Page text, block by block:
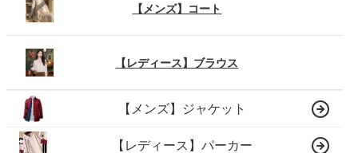
【メンズ】コート
【レディース】ブラウス
【メンズ】ジャケット
【レディース】パーカー